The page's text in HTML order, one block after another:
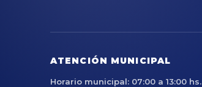
ATENCIÓN MUNICIPAL
Horario municipal: 07:00 a 13:00 hs.